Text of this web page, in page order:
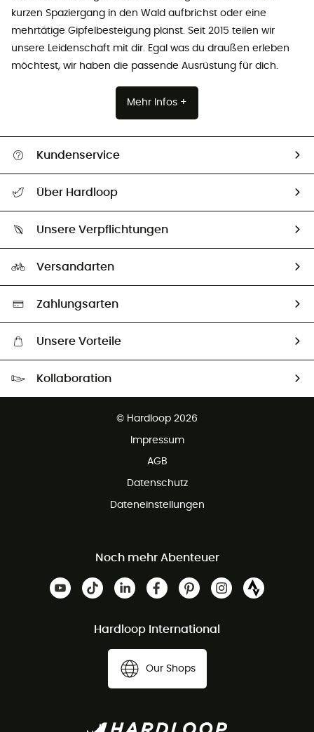
kurzen Spaziergang in den Wald aufbrichst oder eine
mehrtätige Gipfelbesteigung planst. Seit 2015 teilen wir
unsere Leidenschaft mit dir. Egal was du draußen erleben
möchtest, wir haben die passende Ausrüstung für dich.
Mehr Infos +
Kundenservice
Größentabelle
Über Hardloop
Unsere Botschafter
Unsere Verpflichtungen
Auswahl an nachhaltigen Produkten
Versandarten
Zahlungsarten
Unsere Vorteile
Kollaboration
© Hardloop 2026
Impressum
AGB
Datenschutz
Dateneinstellungen
Noch mehr Abenteuer
Hardloop International
Our Shops